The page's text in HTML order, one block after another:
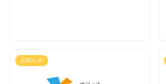
お知らせ